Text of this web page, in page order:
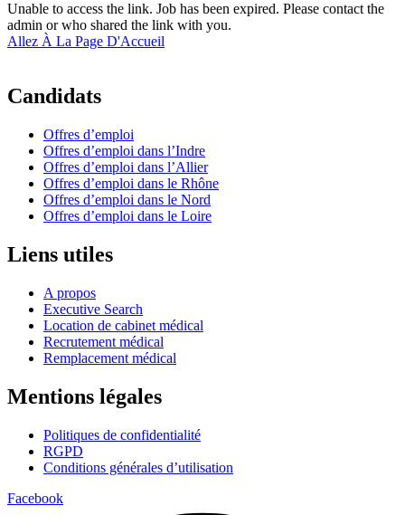
Unable to access the link. Job has been expired. Please contact the
admin or who shared the link with you.
Allez À La Page D'Accueil
Candidats
Offres d’emploi
Offres d’emploi dans l’Indre
Offres d’emploi dans l’Allier
Offres d’emploi dans le Rhône
Offres d’emploi dans le Nord
Offres d’emploi dans le Loire
Liens utiles
A propos
Executive Search
Location de cabinet médical
Recrutement médical
Remplacement médical
Mentions légales
Politiques de confidentialité
RGPD
Conditions générales d’utilisation
Facebook